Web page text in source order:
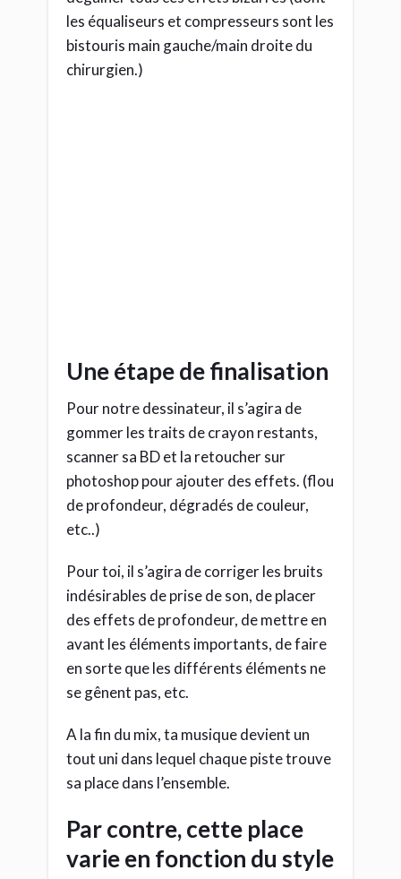
les équaliseurs et compresseurs sont les
bistouris main gauche/main droite du
chirurgien.)
indésirables de prise de son, de placer
des effets de profondeur, de mettre en
avant les éléments importants, de faire
en sorte que les différents éléments ne
se gênent pas, etc.
A la fin du mix, ta musique devient un
tout uni dans lequel chaque piste trouve
sa place dans l’ensemble.
Par contre, cette place
varie en fonction du style
Par exemple: une guitare acoustique
n’aura pas la même place dans un mix
folk acoustique que dans un mix rock.
Mix Folk: elle occupera le 1er plan
Mix Rock: elle pourrait par
exemple être relayée à juste